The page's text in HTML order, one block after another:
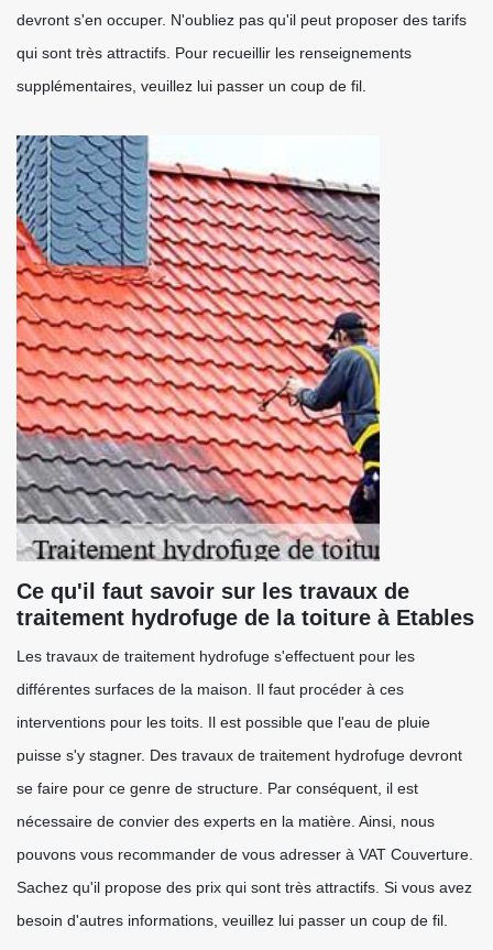
devront s'en occuper. N'oubliez pas qu'il peut proposer des tarifs
qui sont très attractifs. Pour recueillir les renseignements
supplémentaires, veuillez lui passer un coup de fil.
Ce qu'il faut savoir sur les travaux de
traitement hydrofuge de la toiture à Etables
Les travaux de traitement hydrofuge s'effectuent pour les
différentes surfaces de la maison. Il faut procéder à ces
interventions pour les toits. Il est possible que l'eau de pluie
puisse s'y stagner. Des travaux de traitement hydrofuge devront
se faire pour ce genre de structure. Par conséquent, il est
nécessaire de convier des experts en la matière. Ainsi, nous
pouvons vous recommander de vous adresser à VAT Couverture.
Sachez qu'il propose des prix qui sont très attractifs. Si vous avez
besoin d'autres informations, veuillez lui passer un coup de fil.